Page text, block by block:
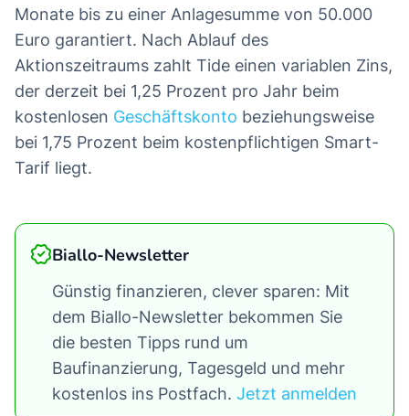
Monate bis zu einer Anlagesumme von 50.000
Euro garantiert. Nach Ablauf des
Aktionszeitraums zahlt Tide einen variablen Zins,
der derzeit bei 1,25 Prozent pro Jahr beim
kostenlosen Geschäftskonto beziehungsweise
bei 1,75 Prozent beim kostenpflichtigen Smart-
Tarif liegt.
Biallo-Newsletter
Günstig finanzieren, clever sparen: Mit
dem Biallo-Newsletter bekommen Sie
die besten Tipps rund um
Baufinanzierung, Tagesgeld und mehr
kostenlos ins Postfach. Jetzt anmelden